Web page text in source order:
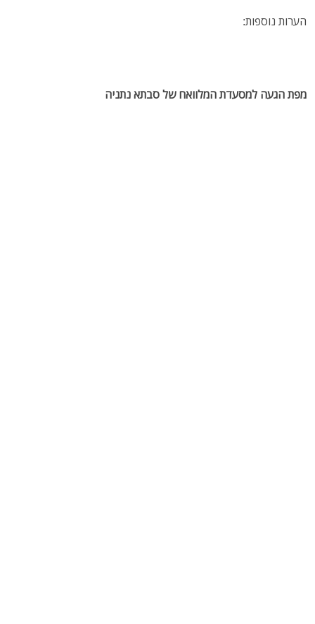
הערות נוספות:
מפת הגעה למסעדת המלוואח של סבתא נתניה